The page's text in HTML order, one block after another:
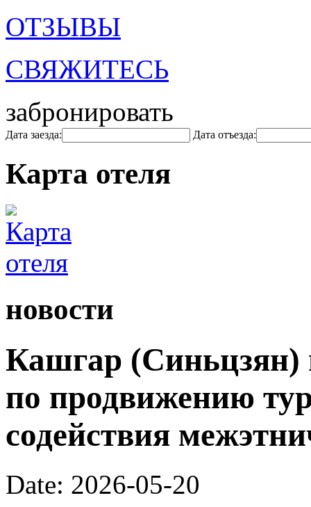
ОТЗЫВЫ
СВЯЖИТЕСЬ
забронировать
Дата заезда: Дата отъезда:
Карта отеля
новости
Кашгар (Синьцзян)
по продвижению
содействия
Date: 2026-05-20